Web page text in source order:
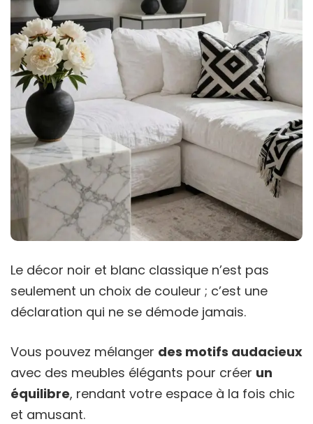
Le décor noir et blanc classique n’est pas
seulement un choix de couleur ; c’est une
déclaration qui ne se démode jamais.
Vous pouvez mélanger des motifs audacieux
avec des meubles élégants pour créer un
équilibre, rendant votre espace à la fois chic
et amusant.